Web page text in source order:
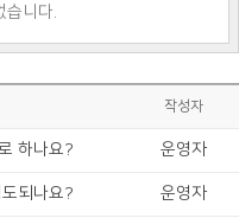
니다.
작성자
하나요? 운영자
되나요? 운영자